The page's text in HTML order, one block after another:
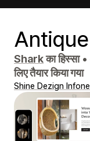
Antique
Sharkका हिस्सा •
लिए तैयार किया गया
Shine Dezign